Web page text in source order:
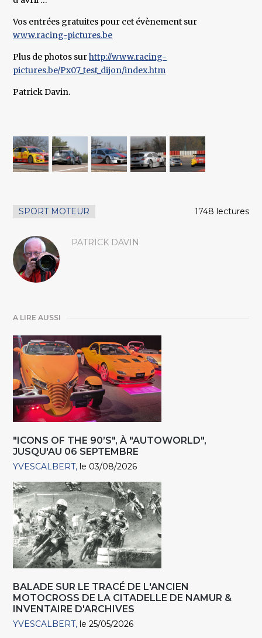
Vos entrées gratuites pour cet évènement sur
www.racing-pictures.be
Plus de photos surhttp://www.racing-
pictures.be/Px07_test_dijon/index.htm
Patrick Davin.
SPORT MOTEUR 1748 lectures
PATRICK DAVIN
A LIRE AUSSI
"ICONS OF THE 90’S", À "AUTOWORLD",
JUSQU'AU 06 SEPTEMBRE
YVESCALBERT le 03/08/2026
BALADE SUR LE TRACÉ DE L'ANCIEN
MOTOCROSS DE LA CITADELLE DE NAMUR &
INVENTAIRE D'ARCHIVES
YVESCALBERT le 25/05/2026